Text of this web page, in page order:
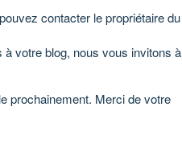
contacter le propriétaire du
à votre blog, nous vous invitons à
prochainement. Merci de votre